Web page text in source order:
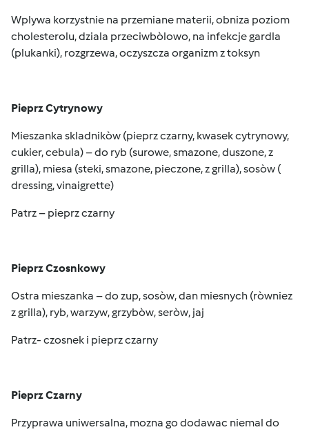
Wplywa korzystnie na przemiane materii, obniza poziom
cholesterolu, dziala przeciwbòlowo, na infekcje gardla
(plukanki), rozgrzewa, oczyszcza organizm z toksyn
Pieprz Cytrynowy
Mieszanka skladnikòw (pieprz czarny, kwasek cytrynowy,
cukier, cebula) – do ryb (surowe, smazone, duszone, z
grilla), miesa (steki, smazone, pieczone, z grilla), sosòw (
dressing, vinaigrette)
Patrz – pieprz czarny
Pieprz Czosnkowy
Ostra mieszanka – do zup, sosòw, dan miesnych (ròwniez
z grilla), ryb, warzyw, grzybòw, seròw, jaj
Patrz- czosnek i pieprz czarny
Pieprz Czarny
Przyprawa uniwersalna, mozna go dodawac niemal do